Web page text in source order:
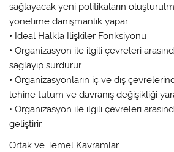
sağlayacak yeni politikaların
yönetime danışmanlık yapar
• İdeal Halkla İlişkiler Fonksiyonu
• Organizasyon ile ilgili çevreleri
sağlayıp sürdürür
• Organizasyonların iç ve dış
lehine tutum ve davranış değişikliği
• Organizasyon ile ilgili çevreleri
geliştirir.
Ortak ve Temel Kavramlar